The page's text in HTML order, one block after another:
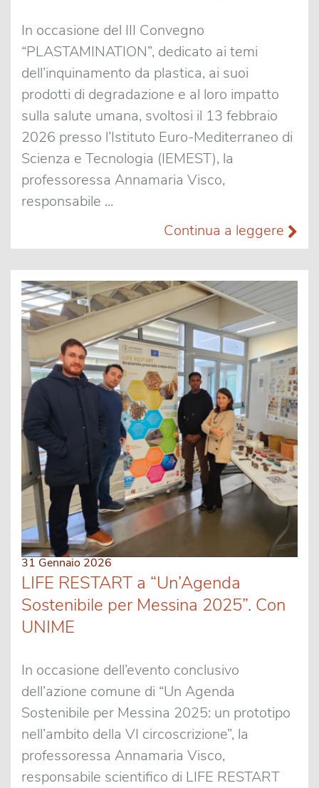
In occasione del III Convegno
“PLASTAMINATION”, dedicato ai temi
dell’inquinamento da plastica, ai suoi
prodotti di degradazione e al loro impatto
sulla salute umana, svoltosi il 13 febbraio
2026 presso l’Istituto Euro-Mediterraneo di
Scienza e Tecnologia (IEMEST), la
professoressa Annamaria Visco,
responsabile ...
Continua a leggere
31 Gennaio 2026
LIFE RESTART a “Un’Agenda
Sostenibile per Messina 2025”. Con
UNIME
In occasione dell’evento conclusivo
dell’azione comune di “Un Agenda
Sostenibile per Messina 2025: un prototipo
nell’ambito della VI circoscrizione”, la
professoressa Annamaria Visco,
responsabile scientifico di LIFE RESTART